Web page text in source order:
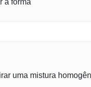
a forma
uma mistura